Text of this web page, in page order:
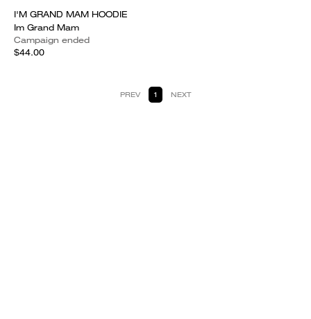
I'M GRAND MAM HOODIE
Im Grand Mam
Campaign ended
$44.00
PREV 1 NEXT